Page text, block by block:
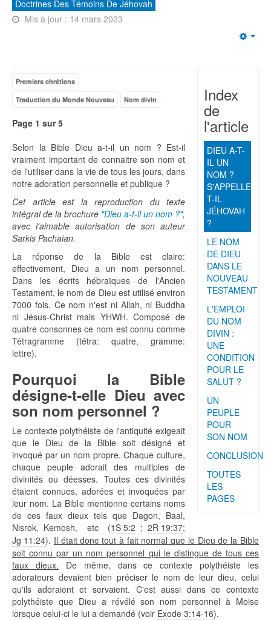
Doctrines Des Témoins De Jéhovah
Mis à jour : 14 mars 2023
Index
de
l'article
DIEU A-T-
IL UN
NOM ?
S'APPELLE-
T-IL
JÉHOVAH
?
LE NOM
DE DIEU
DANS LE
NOUVEAU
TESTAMENT
L'EMPLOI
DU NOM
DIVIN :
UNE
CONDITION
POUR LE
SALUT ?
UN
PEUPLE
POUR
SON NOM
CONCLUSION
TOUTES
LES
PAGES
Premiers chrétiens
Traduction du Monde Nouveau
Nom divin
Page 1 sur 5
Selon la Bible Dieu a-t-il un nom ? Est-il
vraiment important de connaitre son nom et
de l'utiliser dans la vie de tous les jours, dans
notre adoration personnelle et publique ?
Cet article est la reproduction du texte
intégral de la brochure "Dieu a-t-il un nom ?",
avec l'aimable autorisation de son auteur
Sarkis Pachaian.
La réponse de la Bible est claire:
effectivement, Dieu a un nom personnel.
Dans les écrits hébraïques de l'Ancien
Testament, le nom de Dieu est utilisé environ
7000 fois. Ce nom n'est ni Allah, ni Buddha
ni Jésus-Christ mais YHWH. Composé de
quatre consonnes ce nom est connu comme
Tétragramme (tétra: quatre, gramme:
lettre).
Pourquoi la Bible
désigne-t-elle Dieu avec
son nom personnel ?
Le contexte polythéiste de l'antiquité exigeait
que le Dieu de la Bible soit désigné et
invoqué par un nom propre. Chaque culture,
chaque peuple adorait des multiples de
divinités ou déesses. Toutes ces divinités
étaient connues, adorées et invoquées par
leur nom. La Bible mentionne certains noms
de ces faux dieux tels que Dagon, Baal,
Nisrok, Kemosh, etc (1S 5:2 ;2R 19:37;
Jg 11:24). Il était donc tout à fait normal que le Dieu de la Bible
soit connu par un nom personnel qui le distingue de tous ces
faux dieux. De même, dans ce contexte polythéiste les
adorateurs devaient bien préciser le nom de leur dieu, celui
qu'ils adoraient et servaient. C'est aussi dans ce contexte
polythéiste que Dieu a révélé son nom personnel à Moise
lorsque celui-ci le lui a demandé (voir Exode 3:14-16).